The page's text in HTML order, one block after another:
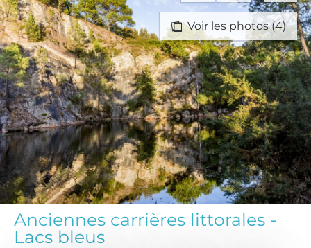
Voir les photos (4)
Anciennes carrières littorales -
Lacs bleus